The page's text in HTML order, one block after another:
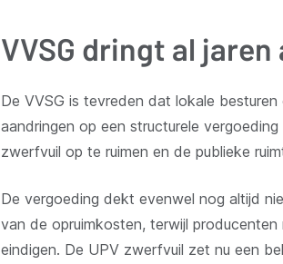
VVSG dringt al
De VVSG is tevreden dat lokale
aandringen op een structurele
zwerfvuil op te ruimen en de publieke
De vergoeding dekt evenwel nog altijd
van de opruimkosten, terwijl
eindigen. De UPV zwerfvuil zet nu een